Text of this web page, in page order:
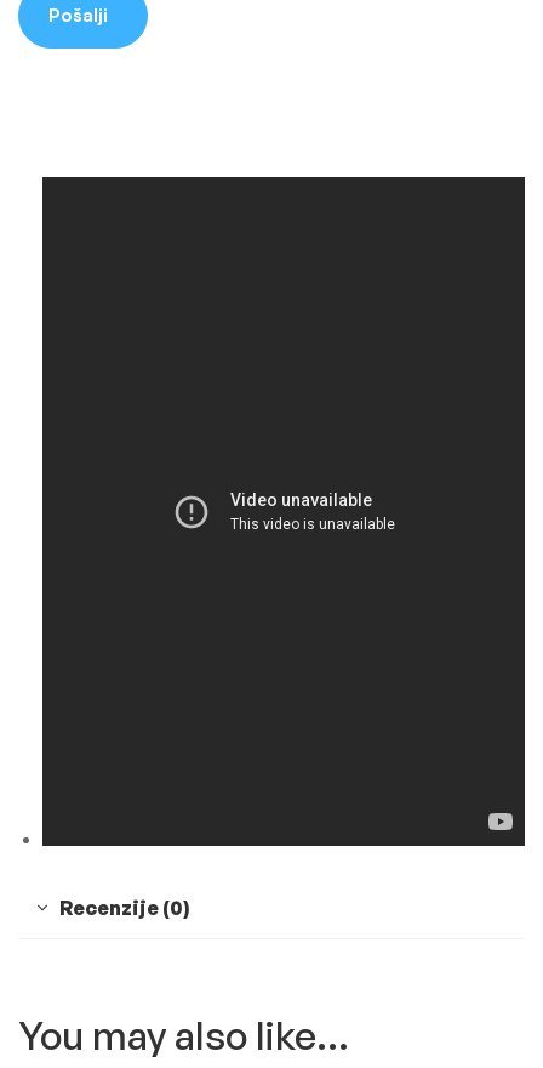
Pošalji
Recenzije (0)
You may also like…